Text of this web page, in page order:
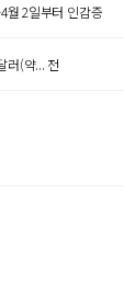
월 2일부터 인감증
러(약... 전